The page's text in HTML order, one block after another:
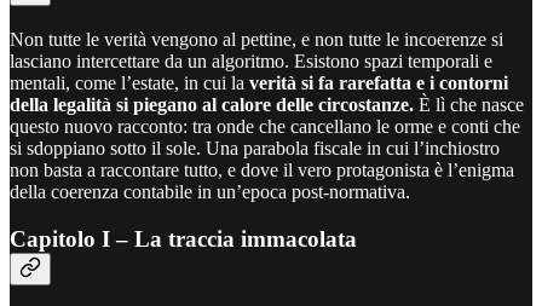
Non tutte le verità vengono al pettine, e non tutte le incoerenze si
lasciano intercettare da un algoritmo. Esistono spazi temporali e
mentali, come l’estate, in cui la verità si fa rarefatta e i contorni
della legalità si piegano al calore delle circostanze. È lì che nasce
questo nuovo racconto: tra onde che cancellano le orme e conti che
si sdoppiano sotto il sole. Una parabola fiscale in cui l’inchiostro
non basta a raccontare tutto, e dove il vero protagonista è l’enigma
della coerenza contabile in un’epoca post-normativa.
Capitolo I – La traccia immacolata